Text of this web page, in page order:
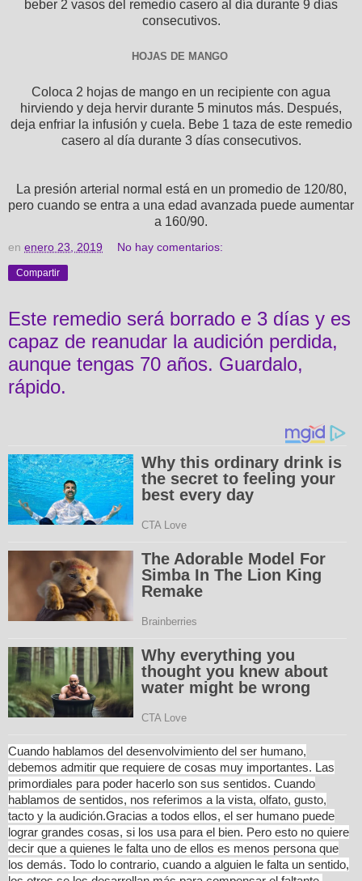
beber 2 vasos del remedio casero al día durante 9 días
consecutivos.
HOJAS DE MANGO
Coloca 2 hojas de mango en un recipiente con agua
hirviendo y deja hervir durante 5 minutos más. Después,
deja enfriar la infusión y cuela. Bebe 1 taza de este remedio
casero al día durante 3 días consecutivos.
La presión arterial normal está en un promedio de 120/80,
pero cuando se entra a una edad avanzada puede aumentar
a 160/90.
en enero 23, 2019 No hay comentarios:
Compartir
Este remedio será borrado e 3 días y es
capaz de reanudar la audición perdida,
aunque tengas 70 años. Guardalo,
rápido.
Cuando hablamos del desenvolvimiento del ser humano,
debemos admitir que requiere de cosas muy importantes. Las
primordiales para poder hacerlo son sus sentidos. Cuando
hablamos de sentidos, nos referimos a la vista, olfato, gusto,
tacto y la audición.Gracias a todos ellos, el ser humano puede
lograr grandes cosas, si los usa para el bien. Pero esto no quiere
decir que a quienes le falta uno de ellos es menos persona que
los demás. Todo lo contrario, cuando a alguien le falta un sentido,